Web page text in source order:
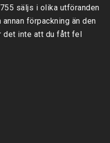
säljs i olika utföranden
förpackning än den
det inte att du fått fel